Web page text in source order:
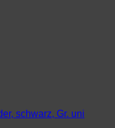
schwarz, Gr. uni